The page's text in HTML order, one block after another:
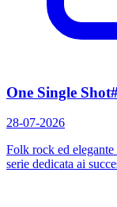
One Single
28-07-2026
Folk rock ed
serie dedicata ai